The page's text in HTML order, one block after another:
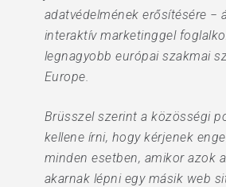
adatvédelmének erősítésére −
interaktív marketinggel
legnagyobb európai szakmai
Europe.
Brüsszel szerint a közösségi
kellene írni, hogy kérjenek
minden esetben, amikor azok
akarnak lépni egy másik web